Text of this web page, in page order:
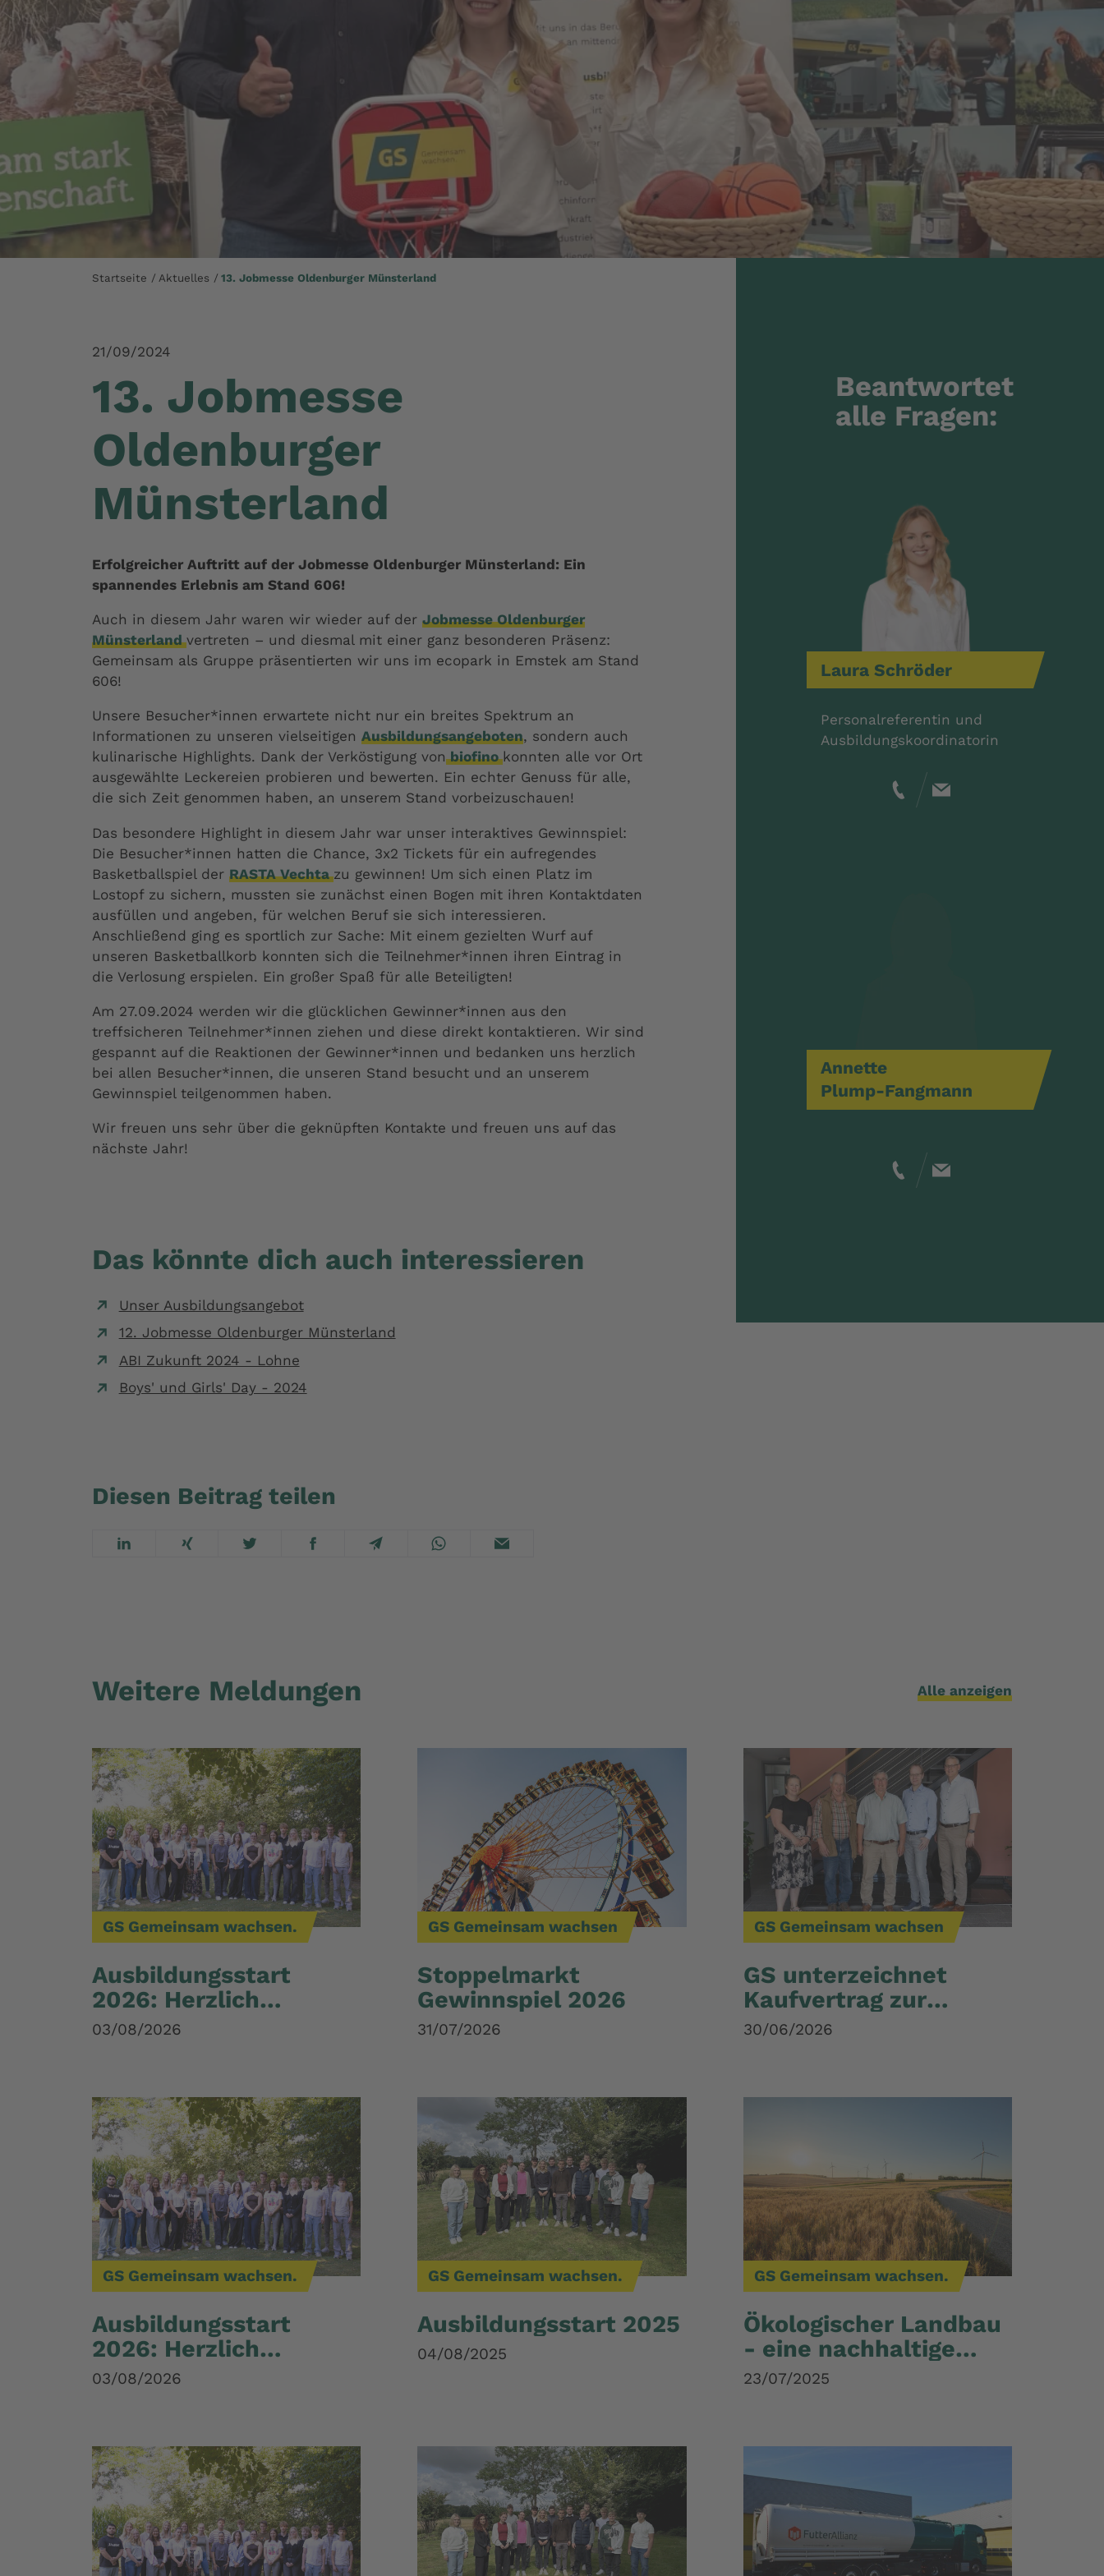
Startseite Aktuelles 13. Jobmesse Oldenburger Münsterland
21/09/2024
13. Jobmesse
Oldenburger
Münsterland
Erfolgreicher Auftritt auf der Jobmesse Oldenburger Münsterland: Ein
spannendes Erlebnis am Stand 606!
Auch in diesem Jahr waren wir wieder auf der Jobmesse Oldenburger
Münsterlandvertreten – und diesmal mit einer ganz besonderen Präsenz:
Gemeinsam als Gruppe präsentierten wir uns im ecopark in Emstek am Stand
606!
Unsere Besucher*innen erwartete nicht nur ein breites Spektrum an
Informationen zu unseren vielseitigen Ausbildungsangeboten, sondern auch
kulinarische Highlights. Dank der Verköstigung vonbiofinokonnten alle vor Ort
ausgewählte Leckereien probieren und bewerten. Ein echter Genuss für alle,
die sich Zeit genommen haben, an unserem Stand vorbeizuschauen!
Das besondere Highlight in diesem Jahr war unser interaktives Gewinnspiel:
Die Besucher*innen hatten die Chance, 3x2 Tickets für ein aufregendes
Basketballspiel der RASTA Vechtazu gewinnen! Um sich einen Platz im
Lostopf zu sichern, mussten sie zunächst einen Bogen mit ihren Kontaktdaten
ausfüllen und angeben, für welchen Beruf sie sich interessieren.
Anschließend ging es sportlich zur Sache: Mit einem gezielten Wurf auf
unseren Basketballkorb konnten sich die Teilnehmer*innen ihren Eintrag in
die Verlosung erspielen. Ein großer Spaß für alle Beteiligten!
Am 27.09.2024 werden wir die glücklichen Gewinner*innen aus den
treffsicheren Teilnehmer*innen ziehen und diese direkt kontaktieren. Wir sind
gespannt auf die Reaktionen der Gewinner*innen und bedanken uns herzlich
bei allen Besucher*innen, die unseren Stand besucht und an unserem
Gewinnspiel teilgenommen haben.
Wir freuen uns sehr über die geknüpften Kontakte und freuen uns auf das
nächste Jahr!
Das könnte dich auch interessieren
Unser Ausbildungsangebot
12. Jobmesse Oldenburger Münsterland
ABI Zukunft 2024 - Lohne
Boys' und Girls' Day - 2024
Diesen Beitrag teilen
Beantwortet
alle Fragen:
Laura Schröder
Personalreferentin und
Ausbildungskoordinatorin
Annette
Plump-Fangmann
Weitere Meldungen Alle anzeigen
GS Gemeinsam wachsen.
Ausbildungsstart
2026: Herzlich
willkommen bei der
03/08/2026
GS Gemeinsam wachsen
Stoppelmarkt
Gewinnspiel 2026
31/07/2026
GS Gemeinsam wachsen
GS unterzeichnet
Kaufvertrag zur
Übernahme von
30/06/2026
GS Gemeinsam wachsen.
Ausbildungsstart
2026: Herzlich
willkommen bei der
03/08/2026
GS Gemeinsam wachsen.
Ausbildungsstart 2025
04/08/2025
GS Gemeinsam wachsen.
Ökologischer Landbau
- eine nachhaltige
Lösung für
23/07/2025